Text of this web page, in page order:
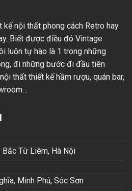
kế nội thất phong cách Retro hay
Biết được điều đó Vintage
luôn tự hào là 1 trong những
đi những bước đi đầu tiên
thất thiết kế hầm rượu, quán bar,
Bắc Từ Liêm, Hà Nội
Minh Phú, Sóc Sơn